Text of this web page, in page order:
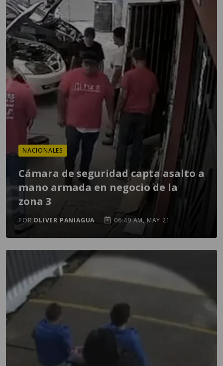
NACIONALES
Cámara de seguridad capta asalto a
mano armada en negocio de la
zona 3
POR OLIVER PANIAGUA 06:49 AM, MAY 21